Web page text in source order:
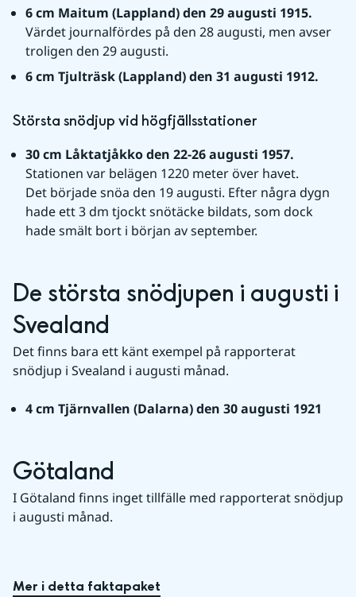
Värdet journalfördes på den 28 augusti, men avser
troligen den 29 augusti.
6 cm Tjulträsk (Lappland) den 31 augusti 1912.
Största snödjup vid högfjällsstationer
Stationen var belägen 1220 meter över havet.
Det började snöa den 19 augusti. Efter några dygn
hade ett 3 dm tjockt snötäcke bildats, som dock
hade smält bort i början av september.
De största snödjupen i augusti i
Svealand
Det finns bara ett känt exempel på rapporterat
snödjup i Svealand i augusti månad.
4 cm Tjärnvallen (Dalarna) den 30 augusti 1921
Götaland
I Götaland finns inget tillfälle med rapporterat snödjup
i augusti månad.
Mer i detta faktapaket